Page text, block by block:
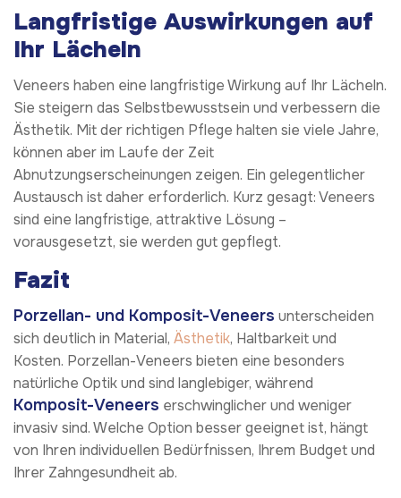
Langfristige Auswirkungen auf
Ihr Lächeln
Veneers haben eine langfristige Wirkung auf Ihr Lächeln.
Sie steigern das Selbstbewusstsein und verbessern die
Ästhetik. Mit der richtigen Pflege halten sie viele Jahre,
können aber im Laufe der Zeit
Abnutzungserscheinungen zeigen. Ein gelegentlicher
Austausch ist daher erforderlich. Kurz gesagt: Veneers
sind eine langfristige, attraktive Lösung –
vorausgesetzt, sie werden gut gepflegt.
Fazit
Porzellan- und Komposit-Veneers unterscheiden
sich deutlich in Material, Ästhetik, Haltbarkeit und
Kosten. Porzellan-Veneers bieten eine besonders
natürliche Optik und sind langlebiger, während
Komposit-Veneers erschwinglicher und weniger
invasiv sind. Welche Option besser geeignet ist, hängt
von Ihren individuellen Bedürfnissen, Ihrem Budget und
Ihrer Zahngesundheit ab.